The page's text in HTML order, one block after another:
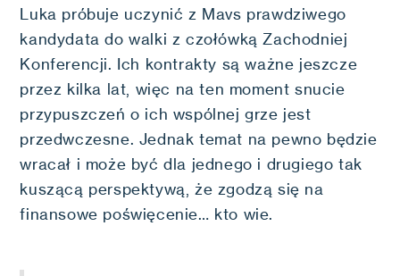
Luka próbuje uczynić z Mavs prawdziwego
kandydata do walki z czołówką Zachodniej
Konferencji. Ich kontrakty są ważne jeszcze
przez kilka lat, więc na ten moment snucie
przypuszczeń o ich wspólnej grze jest
przedwczesne. Jednak temat na pewno będzie
wracał i może być dla jednego i drugiego tak
kuszącą perspektywą, że zgodzą się na
finansowe poświęcenie… kto wie.